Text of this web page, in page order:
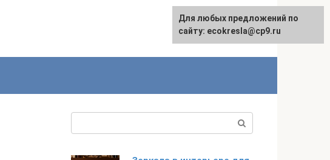
Для любых предложений по
сайту: ecokresla@cp9.ru